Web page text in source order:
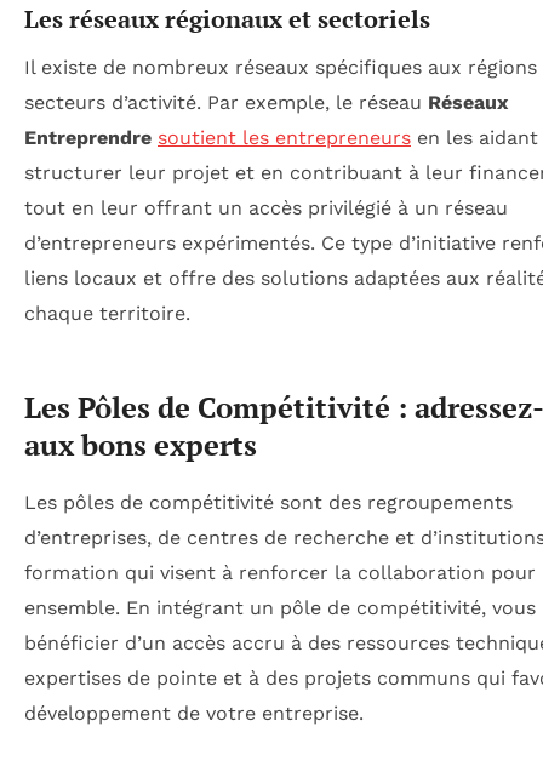
Les réseaux régionaux et sectoriels
Il existe de nombreux réseaux spécifiques aux
secteurs d’activité. Par exemple, le réseau Réseaux
Entreprendre soutient les entrepreneurs en les aidant
structurer leur projet et en contribuant à leur
tout en leur offrant un accès privilégié à un réseau
d’entrepreneurs expérimentés. Ce type d’initiative
liens locaux et offre des solutions adaptées aux
chaque territoire.
Les Pôles de Compétitivité :
aux bons experts
Les pôles de compétitivité sont des regroupements
d’entreprises, de centres de recherche et
formation qui visent à renforcer la collaboration pour
ensemble. En intégrant un pôle de compétitivité,
bénéficier d’un accès accru à des ressources
expertises de pointe et à des projets communs qui
développement de votre entreprise.